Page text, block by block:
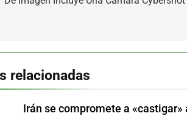
relacionadas
Irán se compromete a «castigar»